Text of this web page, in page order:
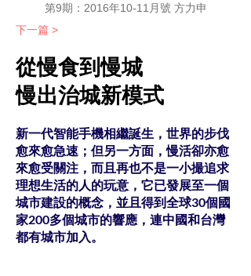
第9期：2016年10-11月號 方力申
下一篇 >
從慢食到慢城
慢出治城新模式
新一代智能手機相繼誕生，世界的步伐
愈來愈急速；但另一方面，慢活卻亦愈
來愈受關注，而且再也不是一小撮追求
理想生活的人的玩意，它已發展至一個
城市建設的概念，並且得到全球30個國
家200多個城市的響應，連中國和台灣
都有城市加入。